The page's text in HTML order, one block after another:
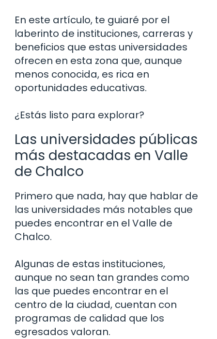
En este artículo, te guiaré por el
laberinto de instituciones, carreras y
beneficios que estas universidades
ofrecen en esta zona que, aunque
menos conocida, es rica en
oportunidades educativas.
¿Estás listo para explorar?
Las universidades públicas
más destacadas en Valle
de Chalco
Primero que nada, hay que hablar de
las universidades más notables que
puedes encontrar en el Valle de
Chalco.
Algunas de estas instituciones,
aunque no sean tan grandes como
las que puedes encontrar en el
centro de la ciudad, cuentan con
programas de calidad que los
egresados valoran.